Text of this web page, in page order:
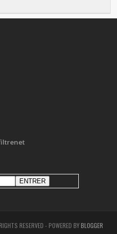
RESERVED - POWERED BYBLOGGER